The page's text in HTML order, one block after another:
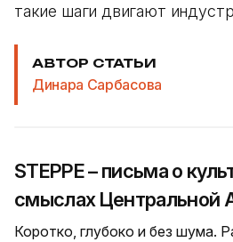
такие шаги двигают
АВТОР СТАТЬИ
Динара Сарбасова
STEPPE – письма о
смыслах Центральной
Коротко, глубоко и без шума.